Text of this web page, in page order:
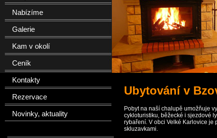
Nabízíme
Galerie
Kam v okolí
Ceník
Kontakty
Rezervace
Novinky, aktuality
Ubytování v
Pobyt na naší chalupě umožňuje
cykloturistiku, běžecké i sjezdové
rybaření. V obci Velké Karlovice je
skluzavkami.